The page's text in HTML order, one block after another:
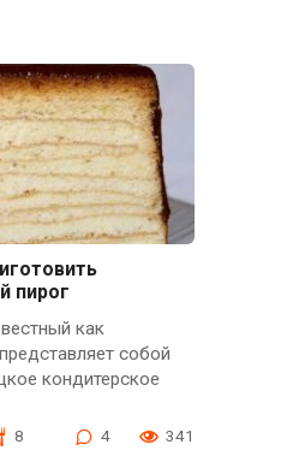
пирог
как
собой
кондитерское
8 4 341